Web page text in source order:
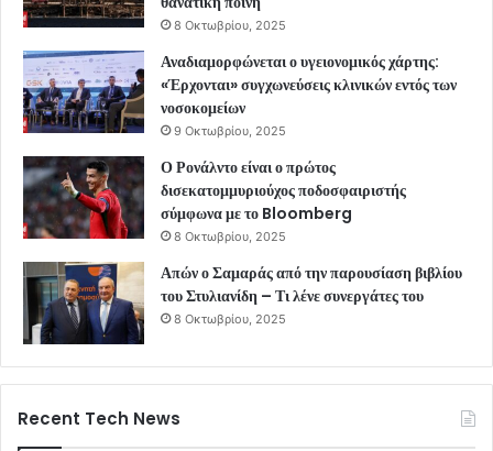
8 Οκτωβρίου, 2025
Αναδιαμορφώνεται ο υγειονομικός χάρτης:
«Έρχονται» συγχωνεύσεις κλινικών εντός των
νοσοκομείων
9 Οκτωβρίου, 2025
Ο Ρονάλντο είναι ο πρώτος
δισεκατομμυριούχος ποδοσφαιριστής
σύμφωνα με το Bloomberg
8 Οκτωβρίου, 2025
Απών ο Σαμαράς από την παρουσίαση βιβλίου
του Στυλιανίδη – Τι λένε συνεργάτες του
8 Οκτωβρίου, 2025
Recent Tech News